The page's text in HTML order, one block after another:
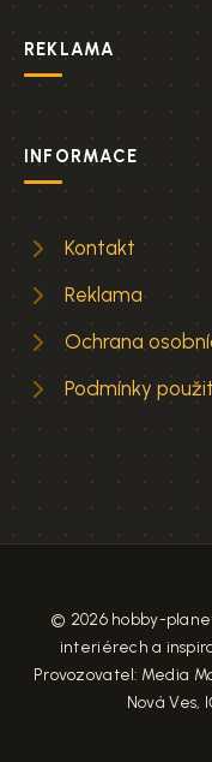
REKLAMA
INFORMACE
Kontakt
Reklama
Ochrana
Podmínky
© 2026 hobby-
interiérech a
Provozovatel: Media
Nová Ves,